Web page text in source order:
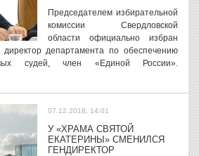
Председателем избирательной
комиссии Свердловской
области официально избран
департамента по обеспечению
судей, член «Единой России».
07.12.2018, 14:01
У «ХРАМА СВЯТОЙ
ЕКАТЕРИНЫ» СМЕНИЛСЯ
ГЕНДИРЕКТОР